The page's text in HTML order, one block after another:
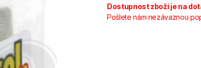
Dostupnost zboží je na
Pošlete nám nezávaznou